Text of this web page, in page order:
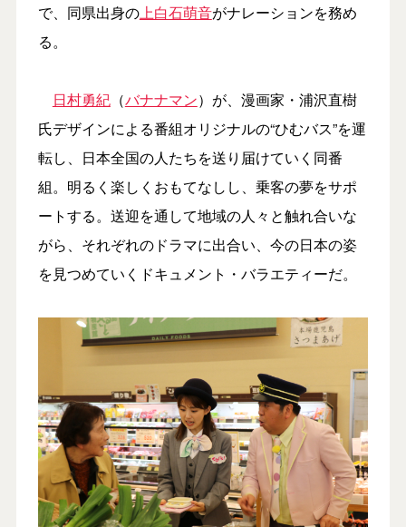
で、同県出身の上白石萌音がナレーションを務め
る。
日村勇紀（バナナマン）が、漫画家・浦沢直樹
氏デザインによる番組オリジナルの“ひむバス”を運
転し、日本全国の人たちを送り届けていく同番
組。明るく楽しくおもてなしし、乗客の夢をサポ
ートする。送迎を通して地域の人々と触れ合いな
がら、それぞれのドラマに出合い、今の日本の姿
を見つめていくドキュメント・バラエティーだ。